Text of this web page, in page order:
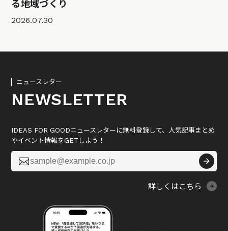
る地域づくり
2026.07.30
ニュースレター
NEWSLETTER
IDEAS FOR GOODニュースレターに無料登録して、人気記事まとめ
やイベント情報をGETしよう！

詳しくはこちら